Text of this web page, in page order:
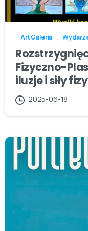
Art Galeria
Fizyczno-
iluzje i siły
2025-06-18